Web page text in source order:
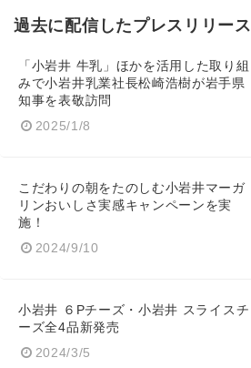
過去に配信したプレスリリース
「小岩井 牛乳」ほかを活用した取り組
みで小岩井乳業社長松崎浩樹が岩手県
知事を表敬訪問
2025/1/8
こだわりの朝をたのしむ小岩井マーガ
リンおいしさ実感キャンペーンを実
施！
2024/9/10
小岩井 ６Pチーズ・小岩井 スライスチ
ーズ全4品新発売
2024/3/5